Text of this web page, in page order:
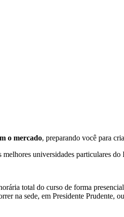
o mercado, preparando você para
universidades particulares
total do curso de forma
na sede, em Presidente Prudente,